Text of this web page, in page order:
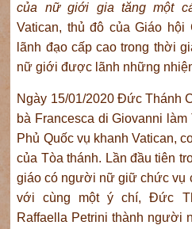
của nữ giới gia tăng một
Vatican, thủ đô của Giáo hội
lãnh đạo cấp cao trong thời
nữ giới được lãnh những
Ngày 15/01/2020 Đức Thánh
bà Francesca di Giovanni
Phủ Quốc vụ khanh Vatican,
của Tòa thánh. Lần đầu tiên
giáo có người nữ giữ chức vụ
với cùng một ý chí, Đức
Raffaella Petrini thành người